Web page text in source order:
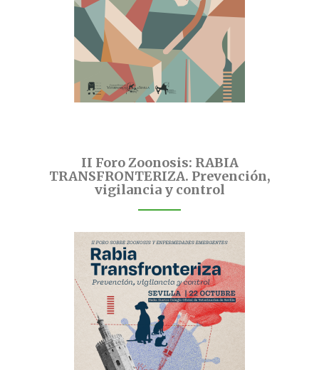
II Foro Zoonosis: RABIA
TRANSFRONTERIZA. Prevención,
vigilancia y control